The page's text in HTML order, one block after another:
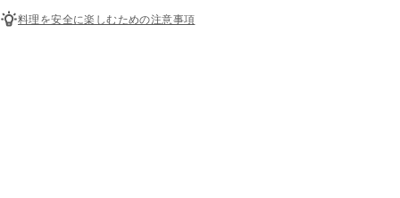
料理を安全に楽しむための注意事項